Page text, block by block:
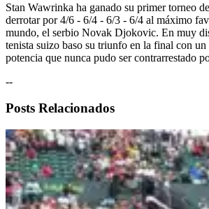
Stan Wawrinka ha ganado su primer torneo
derrotar por 4/6 - 6/4 - 6/3 - 6/4 al máximo
mundo, el serbio Novak Djokovic. En muy
tenista suizo baso su triunfo en la final con un
potencia que nunca pudo ser contrarrestado
--
Posts Relacionados